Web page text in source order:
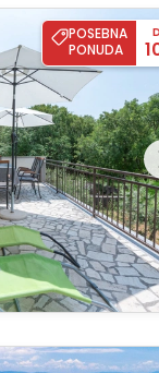
POSEBNA
PONUDA
cijelu